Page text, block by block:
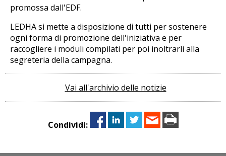
promossa dall'EDF.
LEDHA si mette a disposizione di tutti per sostenere
ogni forma di promozione dell'iniziativa e per
raccogliere i moduli compilati per poi inoltrarli alla
segreteria della campagna.
Vai all'archivio delle notizie
Condividi: